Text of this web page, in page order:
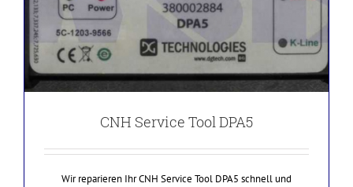
CNH Service Tool DPA5
Wir reparieren Ihr CNH Service Tool DPA5 schnell und